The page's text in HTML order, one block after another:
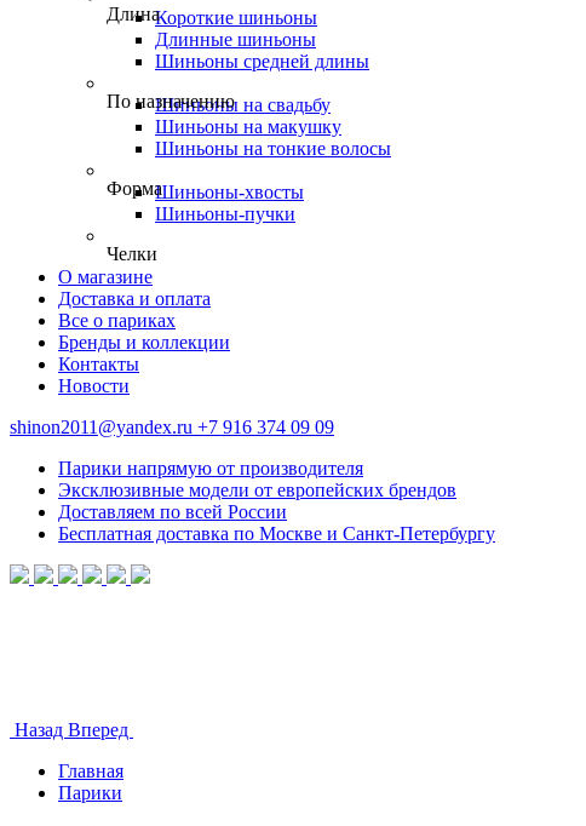
ДлинаКороткие шиньоны
Длинные шиньоны
Шиньоны средней длины
По назначению
Шиньоны на свадьбу
Шиньоны на макушку
Шиньоны на тонкие волосы
ФормаШиньоны-хвосты
Шиньоны-пучки
Челки
О магазине
Доставка и оплата
Все о париках
Бренды и коллекции
Контакты
Новости
shinon2011@yandex.ru +7 916 374 09 09
Парики напрямую от производителя
Эксклюзивные модели от европейских брендов
Доставляем по всей России
Бесплатная доставка по Москве и Санкт-Петербургу
Назад Вперед
Главная
Парики